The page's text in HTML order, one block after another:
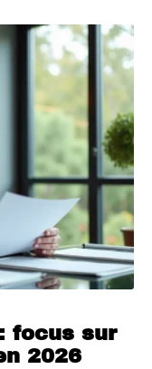
focus sur
2026